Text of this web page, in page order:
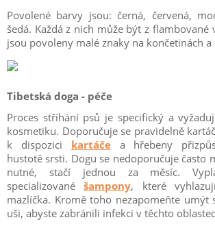
Povolené barvy jsou: černá, červená,
šedá. Každá z nich může být z flambované
jsou povoleny malé znaky na končetinách
Tibetská doga - péče
Proces stříhání psů je specifický a
kosmetiku. Doporučuje se pravidelně
k dispozici kartáčea hřebeny
hustotě srsti. Dogu se nedoporučuje často
nutné, stačí jednou za měsíc.
specializovanéšampony, které
mazlíčka. Kromě toho nezapomeňte umýt
uši, abyste zabránili infekci v těchto